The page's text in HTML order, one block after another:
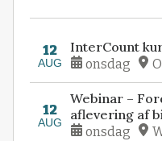
12
AUG
InterCount
onsdag
12
AUG
Webinar –
aflevering af
onsdag